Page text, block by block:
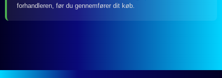
forhandleren, før du gennemfører dit køb.